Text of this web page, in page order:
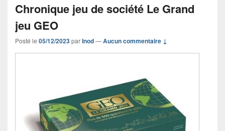
Chronique jeu de société Le Grand
jeu GEO
Posté le 05/12/2023parInod—Aucun commentaire ↓